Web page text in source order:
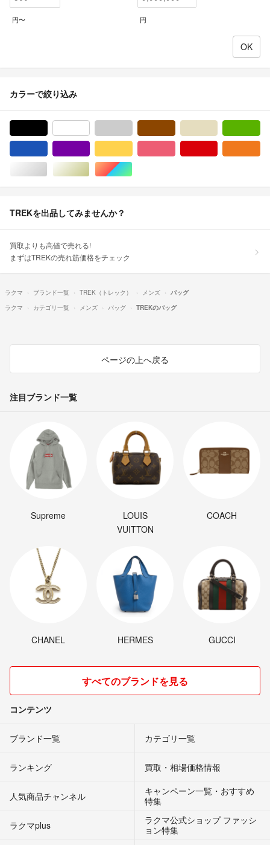
円〜 円
カラーで絞り込み
シルバー/銀色系ゴールド/金色系マルチカラー
TREKを出品してみませんか？
買取よりも高値で売れる!
まずはTREKの売れ筋価格をチェック
ラクマ ブランド一覧 TREK（トレック） メンズ
バッグ
ラクマ
カテゴリ一覧 メンズ バッグ TREKのバッグ
ページの上へ戻る
注目ブランド一覧
Supreme
LOUIS
VUITTON
COACH
CHANEL HERMES GUCCI
すべてのブランドを見る
コンテンツ
ブランド一覧 カテゴリ一覧
ランキング 買取・相場価格情報
人気商品チャンネル
キャンペーン一覧・おすすめ
特集
ラクマplus
ラクマ公式ショップ ファッシ
ョン特集